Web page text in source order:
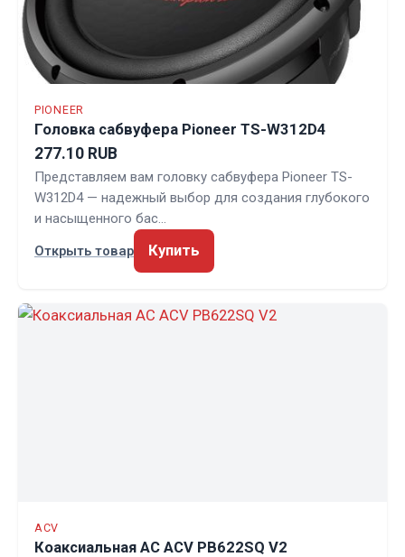
PIONEER
Головка сабвуфера Pioneer TS-W312D4
277.10 RUB
Представляем вам головку сабвуфера Pioneer TS-
W312D4 — надежный выбор для создания глубокого
и насыщенного бас…
Открыть товар
Купить
ACV
Коаксиальная АС ACV PB622SQ V2